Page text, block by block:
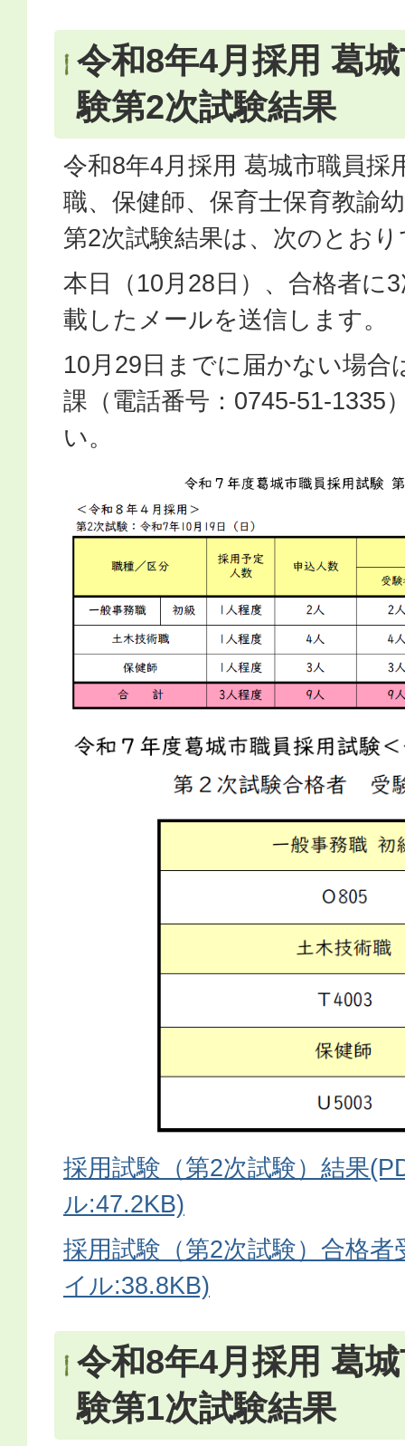
令和8年4月採用 葛
験第2次試験結果
令和8年4月採用 葛城市職員採
職、保健師、保育士保育教諭
第2次試験結果は、次のとお
本日（10月28日）、合格者に
載したメールを送信します。
10月29日までに届かない場合
課（電話番号：0745-51-1335
い。
採用試験（第2次試験）結果
ル:47.2KB)
採用試験（第2次試験）合格
イル:38.8KB)
令和8年4月採用 葛
験第1次試験結果